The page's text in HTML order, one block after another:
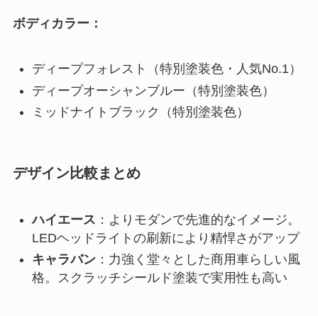
ボディカラー：
ディープフォレスト（特別塗装色・人気No.1）
ディープオーシャンブルー（特別塗装色）
ミッドナイトブラック（特別塗装色）
デザイン比較まとめ
ハイエース ：よりモダンで先進的なイメージ。
LEDヘッドライトの刷新により精悍さがアップ
キャラバン：力強く堂々とした商用車らしい風
格。スクラッチシールド塗装で実用性も高い